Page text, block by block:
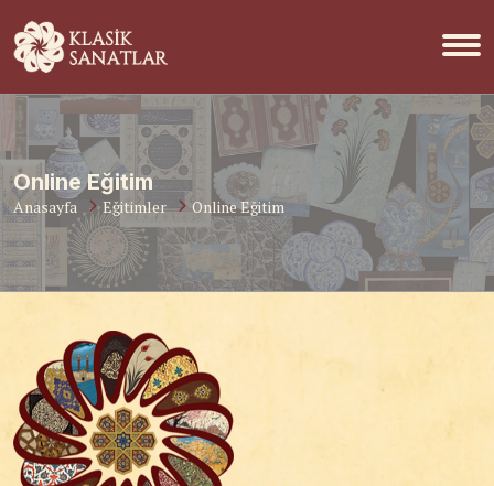
Online Eğitim
Anasayfa Eğitimler Online Eğitim